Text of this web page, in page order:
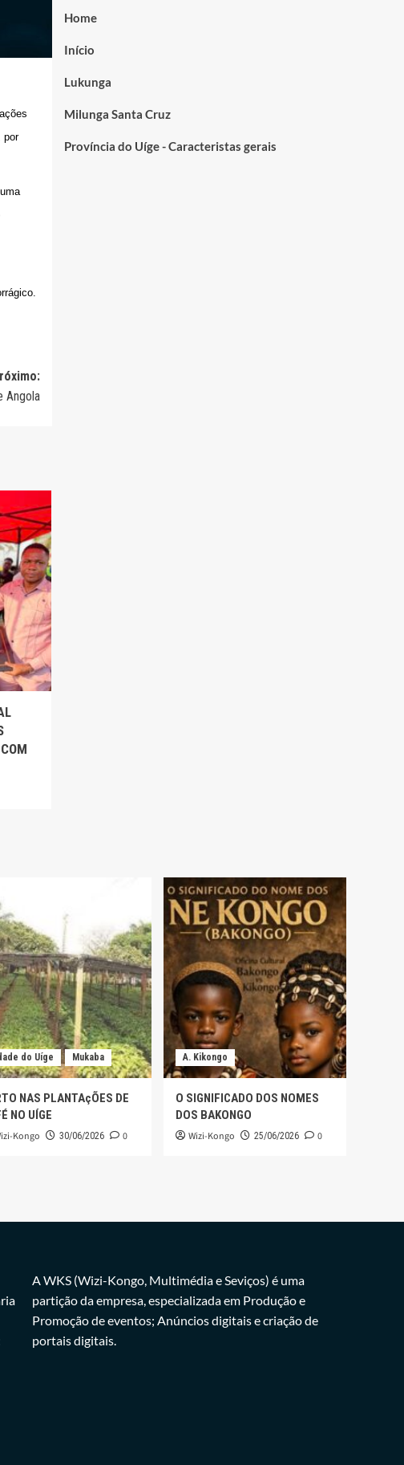
por
Angola
Home
Início
Lukunga
Milunga Santa Cruz
Província do Uíge - Caracteristas gerais
do Uíge Mukaba
NAS PLANTAçÕES DE
NO UÍGE
Kongo 30/06/2026 0
A. Kikongo
O SIGNIFICADO DOS NOMES
DOS BAKONGO
Wizi-Kongo 25/06/2026 0
A WKS (Wizi-Kongo, Multimédia e Seviços) é uma
partição da empresa, especializada em Produção e
Promoção de eventos; Anúncios digitais e criação de
portais digitais.